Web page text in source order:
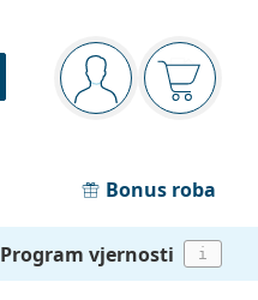
Navigacijska ploča
ste prijavljeni
Bonus roba
Program vjernosti i